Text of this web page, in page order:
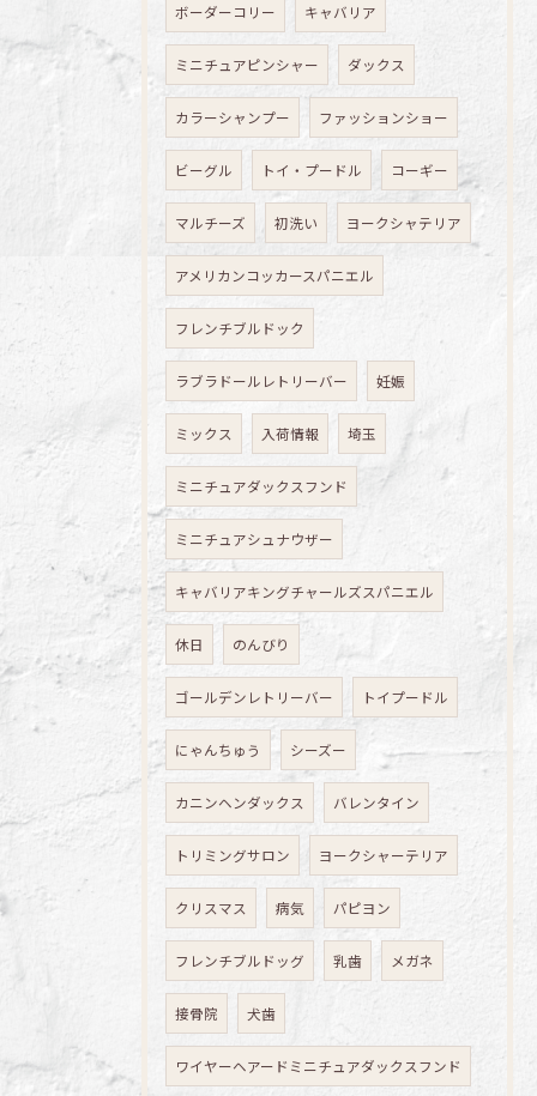
ボーダーコリー キャバリア
ミニチュアピンシャー ダックス
カラーシャンプー ファッションショー
ビーグル トイ・プードル コーギー
マルチーズ 初洗い ヨークシャテリア
アメリカンコッカースパニエル
フレンチブルドック
ラブラドールレトリーバー 妊娠
ミックス 入荷情報 埼玉
ミニチュアダックスフンド
ミニチュアシュナウザー
キャバリアキングチャールズスパニエル
休日 のんびり
ゴールデンレトリーバー トイプードル
にゃんちゅう シーズー
カニンヘンダックス バレンタイン
トリミングサロン ヨークシャーテリア
クリスマス 病気 パピヨン
フレンチブルドッグ 乳歯 メガネ
接骨院 犬歯
ワイヤーヘアードミニチュアダックスフンド